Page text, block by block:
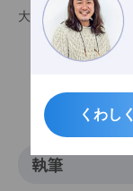
くわし
くわし
大学医学部附属病
執筆